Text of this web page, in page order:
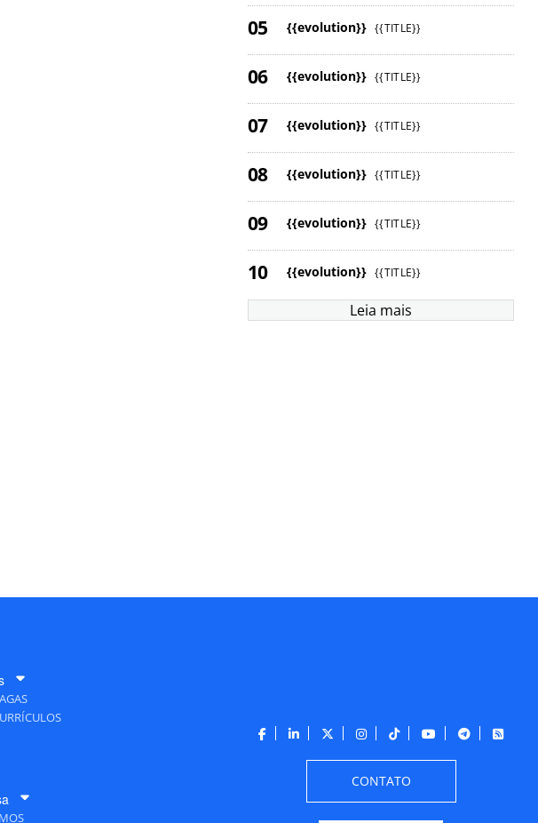
{{evolution}} {{TITLE}}
{{evolution}} {{TITLE}}
{{evolution}} {{TITLE}}
{{evolution}} {{TITLE}}
{{evolution}} {{TITLE}}
{{evolution}} {{TITLE}}
Leia mais
CONTATO